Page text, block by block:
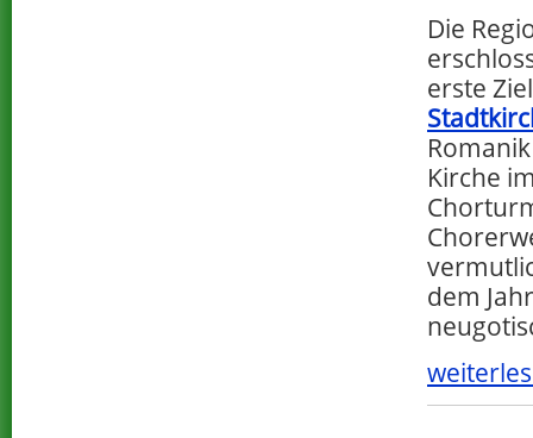
Die
erste
Kirche
dem